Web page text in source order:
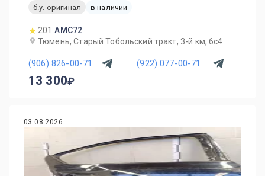
б.у. оригинал
в наличии
201 AMC72
Тюмень, Старый Тобольский тракт, 3-й км, 6с4
(906) 826-00-71 (922) 077-00-71
13 300
03.08.2026